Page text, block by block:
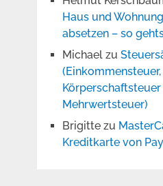
Haus und
absetzen – so
Michaelzu
(Einkommensteuer,
Mehrwertsteuer)
Brigittezu
Kreditkarte von